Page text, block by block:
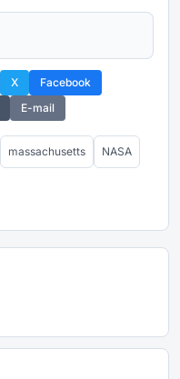
X
Facebook
E-mail
massachusetts NASA